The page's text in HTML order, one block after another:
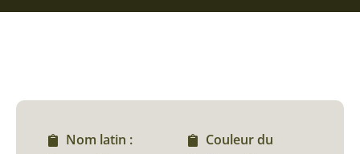
Nom latin :
Couleur du